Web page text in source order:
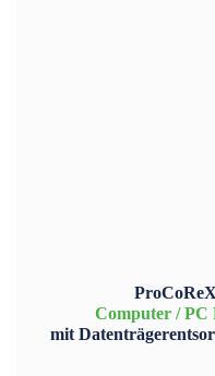
Computer / PC
mit